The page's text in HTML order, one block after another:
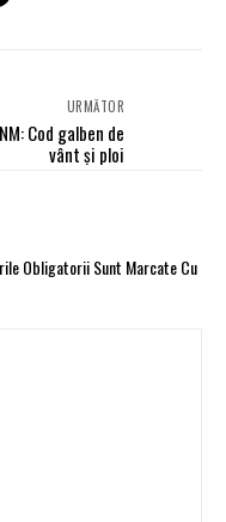
URMĂTOR
Cod galben de
vânt şi ploi
Obligatorii Sunt Marcate Cu